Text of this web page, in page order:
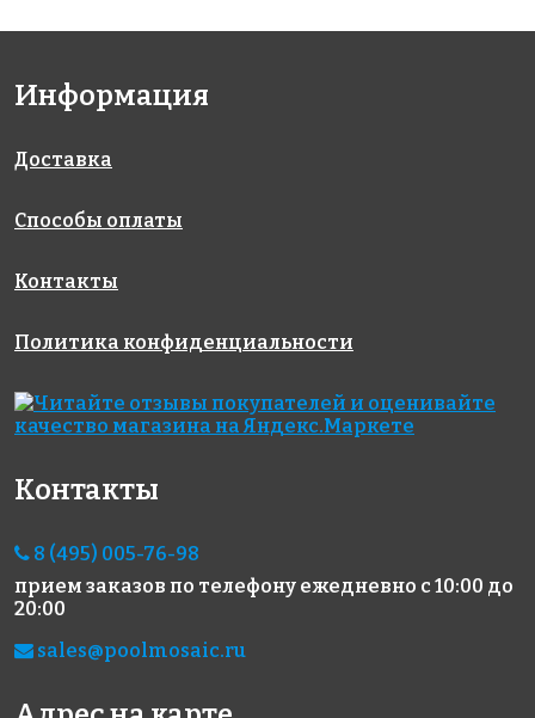
E.04
LITOPLAN
2100 руб.
Starlike
EVO S.125
GRIGIO
CEMENTO 1
"Красный
металлик"
Информация
Доставка
Способы оплаты
Контакты
Политика конфиденциальности
Контакты
8 (495) 005-76-98
прием заказов по телефону ежедневно с 10:00 до
20:00
sales@poolmosaic.ru